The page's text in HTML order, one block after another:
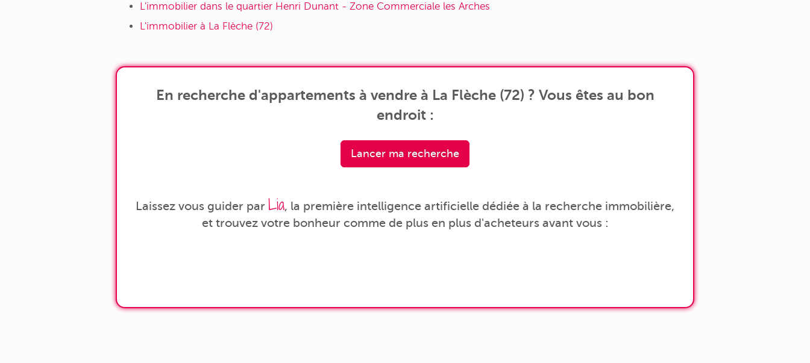
L'immobilier dans le quartier Henri Dunant - Zone Commerciale les Arches
L'immobilier à La Flèche (72)
En recherche d'appartements à vendre à La Flèche (72) ? Vous êtes au bon
endroit :
Lancer ma recherche
Laissez vous guider par Lia, la première intelligence artificielle dédiée à la recherche immobilière,
et trouvez votre bonheur comme de plus en plus d'acheteurs avant vous :